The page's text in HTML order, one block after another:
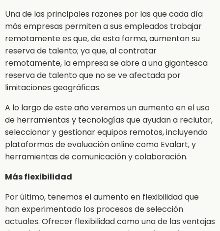
Una de las principales razones por las que cada día
más empresas permiten a sus empleados trabajar
remotamente es que, de esta forma, aumentan su
reserva de talento; ya que, al contratar
remotamente, la empresa se abre a una gigantesca
reserva de talento que no se ve afectada por
limitaciones geográficas.
A lo largo de este año veremos un aumento en el uso
de herramientas y tecnologías que ayudan a reclutar,
seleccionar y gestionar equipos remotos, incluyendo
plataformas de evaluación online como Evalart, y
herramientas de comunicación y colaboración.
Más flexibilidad
Por último, tenemos el aumento en flexibilidad que
han experimentado los procesos de selección
actuales. Ofrecer flexibilidad como una de las ventajas